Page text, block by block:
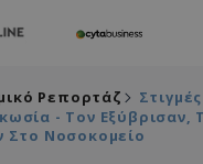
Ρεπορτάζ
- Τον Εξύβρισαν,
Στο Νοσοκομείο